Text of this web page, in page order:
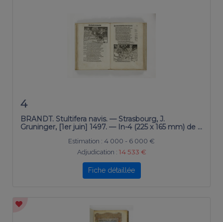
4
BRANDT. Stultifera navis. — Strasbourg, J.
Gruninger, [1er juin] 1497. — In-4 (225 x 165 mm) de …
Estimation : 4 000 - 6 000 €
Adjudication : 14 533 €
Fiche détaillée